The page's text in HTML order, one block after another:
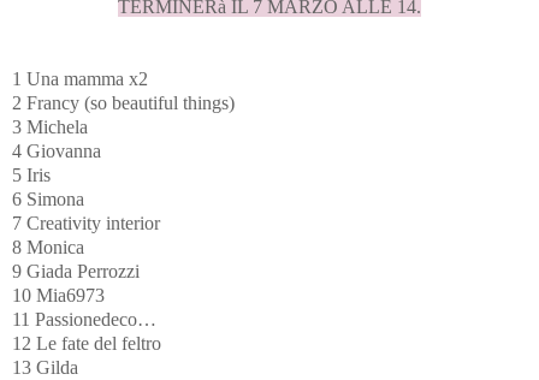
TERMINERà IL 7 MARZO ALLE 14.
1 Una mamma x2
2 Francy (so beautiful things)
3 Michela
4 Giovanna
5 Iris
6 Simona
7 Creativity interior
8 Monica
9 Giada Perrozzi
10 Mia6973
11 Passionedeco…
12 Le fate del feltro
13 Gilda